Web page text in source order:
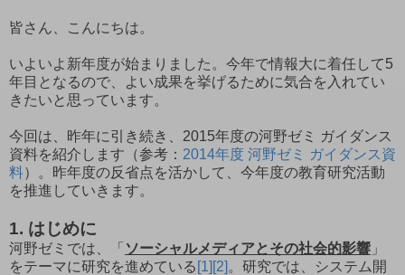
皆さん、こんにちは。
いよいよ新年度が始まりました。今年で情報大に着任して5
年目となるので、よい成果を挙げるために気合を入れてい
きたいと思っています。
今回は、昨年に引き続き、2015年度の河野ゼミ ガイダンス
資料を紹介します（参考： 2014年度 河野ゼミ ガイダンス資
料）。昨年度の反省点を活かして、今年度の教育研究活動
を推進していきます。
1. はじめに
河野ゼミでは、「 ソーシャルメディアとその社会的影響 」
をテーマに研究を進めている [1] [2] 。研究では、システム開